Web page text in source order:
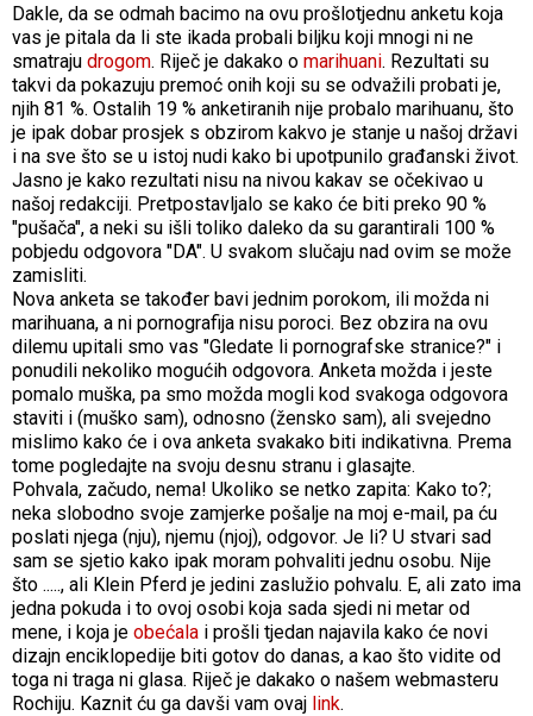
Dakle, da se odmah bacimo na ovu prošlotjednu anketu koja
vas je pitala da li ste ikada probali biljku koji mnogi ni ne
smatraju drogom. Riječ je dakako o marihuani. Rezultati su
takvi da pokazuju premoć onih koji su se odvažili probati je,
njih 81 %. Ostalih 19 % anketiranih nije probalo marihuanu, što
je ipak dobar prosjek s obzirom kakvo je stanje u našoj državi
i na sve što se u istoj nudi kako bi upotpunilo građanski život.
Jasno je kako rezultati nisu na nivou kakav se očekivao u
našoj redakciji. Pretpostavljalo se kako će biti preko 90 %
"pušača", a neki su išli toliko daleko da su garantirali 100 %
pobjedu odgovora "DA". U svakom slučaju nad ovim se može
zamisliti.
Nova anketa se također bavi jednim porokom, ili možda ni
marihuana, a ni pornografija nisu poroci. Bez obzira na ovu
dilemu upitali smo vas "Gledate li pornografske stranice?" i
ponudili nekoliko mogućih odgovora. Anketa možda i jeste
pomalo muška, pa smo možda mogli kod svakoga odgovora
staviti i (muško sam), odnosno (žensko sam), ali svejedno
mislimo kako će i ova anketa svakako biti indikativna. Prema
tome pogledajte na svoju desnu stranu i glasajte.
Pohvala, začudo, nema! Ukoliko se netko zapita: Kako to?;
neka slobodno svoje zamjerke pošalje na moj e-mail, pa ću
poslati njega (nju), njemu (njoj), odgovor. Je li? U stvari sad
sam se sjetio kako ipak moram pohvaliti jednu osobu. Nije
što ....., ali Klein Pferd je jedini zaslužio pohvalu. E, ali zato ima
jedna pokuda i to ovoj osobi koja sada sjedi ni metar od
mene, i koja je obećala i prošli tjedan najavila kako će novi
dizajn enciklopedije biti gotov do danas, a kao što vidite od
toga ni traga ni glasa. Riječ je dakako o našem webmasteru
Rochiju. Kaznit ću ga davši vam ovaj link.